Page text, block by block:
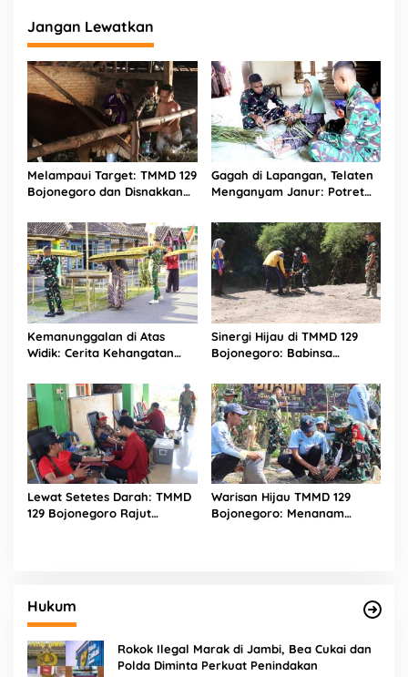
Jangan Lewatkan
Melampaui Target: TMMD 129
Bojonegoro dan Disnakkan
Lewat Layanan Kesehatan
Hewan
Gagah di Lapangan, Telaten
Menganyam Janur: Potret
TMMD 129 Bojonegoro di
Kesongo
Kemanunggalan di Atas
Widik: Cerita Kehangatan
Bojonegoro Bantu Olah
Tembakau Petani Kesongo
Sinergi Hijau di TMMD 129
Bojonegoro: Babinsa
‘Keroyokan’ Buat Lubang
Tanam Pohon untuk Jaga
Tanggul Sungai
Lewat Setetes Darah: TMMD
129 Bojonegoro Rajut
Warisan Hijau TMMD 129
Bojonegoro: Menanam
Hukum
Rokok Ilegal Marak di Jambi, Bea Cukai dan
Polda Diminta Perkuat Penindakan